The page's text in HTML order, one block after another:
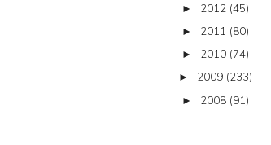
► 2012 (45)
► 2011 (80)
► 2010 (74)
► 2009 (233)
► 2008 (91)